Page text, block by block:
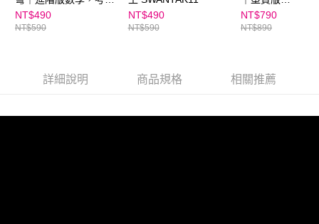
乘法運算
NT$490
NT$590
NT$490
NT$590
SWANGOBPLA
NT$790
NT$890
詳細說明 商品規格 相關推薦